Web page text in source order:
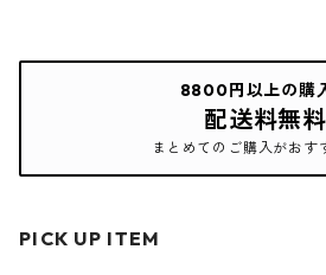
8800円以上の購
配送料無料
まとめてのご購入がおす
PICK UP ITEM